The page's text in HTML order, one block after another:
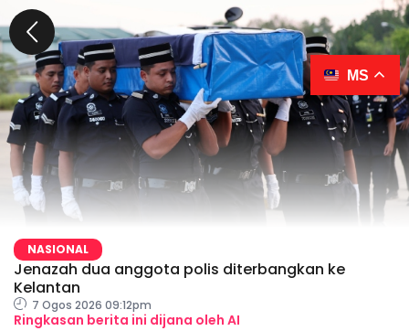
NASIONAL
Jenazah dua anggota polis diterbangkan ke
Kelantan
7 Ogos 2026 09:12pm
Ringkasan berita ini dijana oleh AI
MS